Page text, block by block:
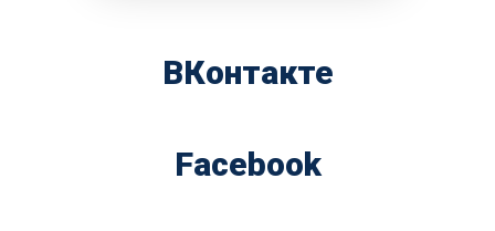
ВКонтакте
Facebook